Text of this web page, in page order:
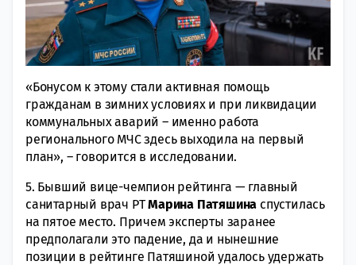
«Бонусом к этому стали активная помощь
гражданам в зимних условиях и при ликвидации
коммунальных аварий – именно работа
регионального МЧС здесь выходила на первый
план», – говорится в исследовании.
5. Бывший вице-чемпион рейтинга — главный
санитарный врач РТМарина Патяшина спустилась
на пятое место. Причем эксперты заранее
предполагали это падение, да и нынешние
позиции в рейтинге Патяшиной удалось удержать